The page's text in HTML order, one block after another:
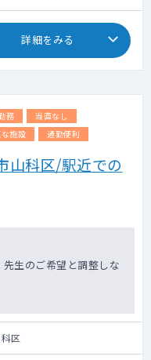
詳細をみる
務
当直なし
施設 通勤便利
山科区/駅近での
生のご希望と調整しな
区